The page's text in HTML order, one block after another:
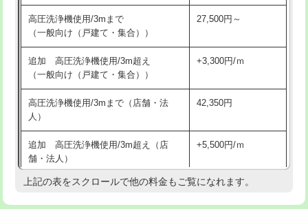
交換・取付(排水栓・排水トラップ
（P/S/ポップアップ））
22,000円+材料費
交換・取付（その他部品） 11,000円+材料費
持込商品取付（単水栓） 13,200円
持込商品取付（混合水栓）
持込商品取付（浄水器・分岐水栓） 16,500円
持込商品取付（温水洗浄便座） 22,000円
持込商品取付（普通便座⇔温水洗浄便
22,000円
高圧洗浄機使用/3mまで
（一般向け（戸建て・集合））
27,500円～
追加 高圧洗浄機使用/3m超え
（一般向け（戸建て・集合））
+3,300円/ｍ
高圧洗浄機使用/3mまで（店舗・法
人）
42,350円
追加 高圧洗浄機使用/3m超え（店
舗・法人）
+5,500円/ｍ
高度高圧洗浄換 現地調査
上記の表をスクロールで他の料金もご覧になれます。